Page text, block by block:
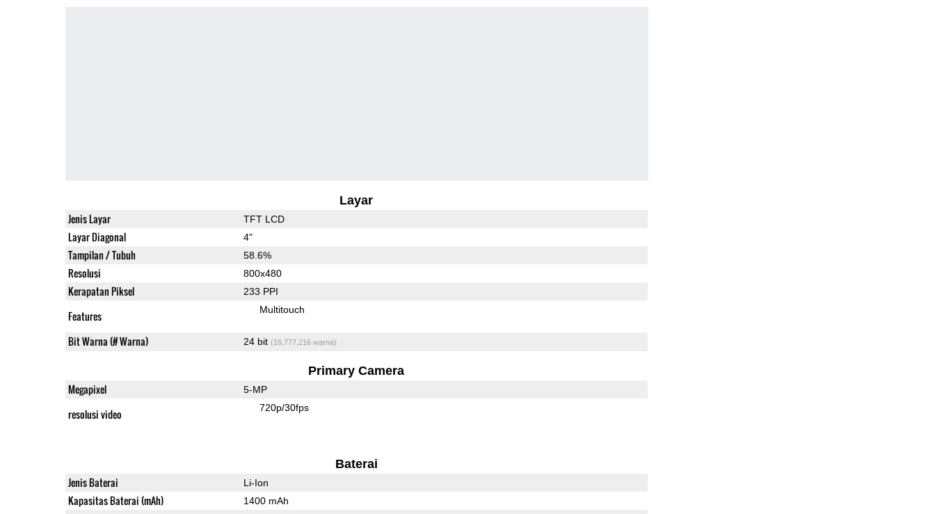
Layar
Jenis Layar TFT LCD
Layar Diagonal 4"
Tampilan / Tubuh 58.6%
Resolusi 800x480
Kerapatan Piksel 233 PPI
Features Multitouch
Bit Warna (# Warna) 24 bit (16,777,216 warna)
Primary Camera
Megapixel 5-MP
resolusi video 720p/30fps
Baterai
Jenis Baterai Li-Ion
Kapasitas Baterai (mAh) 1400 mAh